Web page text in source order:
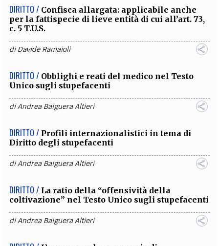
DIRITTO / Confisca allargata: applicabile anche
per la fattispecie di lieve entità di cui all’art. 73,
c. 5 T.U.S.
diDavide Ramaioli
DIRITTO / Obblighi e reati del medico nel Testo
Unico sugli stupefacenti
diAndrea Baiguera Altieri
DIRITTO / Profili internazionalistici in tema di
Diritto degli stupefacenti
diAndrea Baiguera Altieri
DIRITTO / La ratio della “offensività della
coltivazione” nel Testo Unico sugli stupefacenti
diAndrea Baiguera Altieri